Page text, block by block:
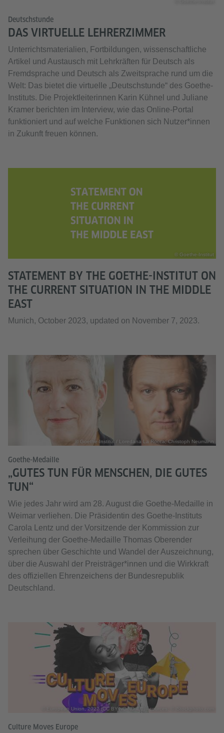
Deutschstunde
DAS VIRTUELLE LEHRERZIMMER
Unterrichtsmaterialien, Fortbildungen, wissenschaftliche
Artikel und Austausch mit Lehrkräften für Deutsch als
Fremdsprache und Deutsch als Zweitsprache rund um die
Welt: Das bietet die virtuelle „Deutschstunde“ des Goethe-
Instituts. Die Projektleiterinnen Karin Kühnel und Juliane
Kramer berichten im Interview, wie das Online-Portal
funktioniert und auf welche Funktionen sich Nutzer*innen
in Zukunft freuen können.
© Goethe-Institut
STATEMENT BY THE GOETHE-INSTITUT ON
THE CURRENT SITUATION IN THE MIDDLE
EAST
Munich, October 2023, updated on November 7, 2023.
© Goethe-Institut / Loredana La Rocca; Christoph Neumann
Goethe-Medaille
„GUTES TUN FÜR MENSCHEN, DIE GUTES
TUN“
Wie jedes Jahr wird am 28. August die Goethe-Medaille in
Weimar verliehen. Die Präsidentin des Goethe-Instituts
Carola Lentz und der Vorsitzende der Kommission zur
Verleihung der Goethe-Medaille Thomas Oberender
sprechen über Geschichte und Wandel der Auszeichnung,
über die Auswahl der Preisträger*innen und die Wirkkraft
des offiziellen Ehrenzeichens der Bundesrepublik
Deutschland.
© European Union, 2022 (CC BY-NC-ND 4.0) - sources: © iStockphoto.com
Culture Moves Europe